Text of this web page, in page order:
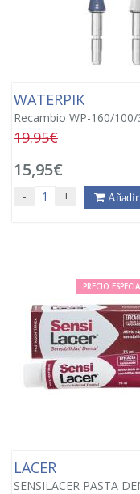
WATERPIK
Recambio WP-160/
19.95€
15,95€
- + Añadir
PRECIO
LACER
SENSILACER PASTA